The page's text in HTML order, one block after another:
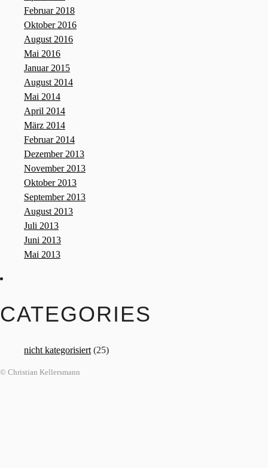
Februar 2018
Oktober 2016
August 2016
Mai 2016
Januar 2015
August 2014
Mai 2014
April 2014
März 2014
Februar 2014
Dezember 2013
November 2013
Oktober 2013
September 2013
August 2013
Juli 2013
Juni 2013
Mai 2013
CATEGORIES
nicht kategorisiert (25)
© Christian Kellersmann